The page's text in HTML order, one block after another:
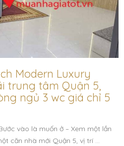
Modern Luxury
trung tâm Quận 5,
ngủ 3 wc giá chỉ 5
vào là muốn ở – Xem một lần
căn nhà mới Quận 5, vị trí …